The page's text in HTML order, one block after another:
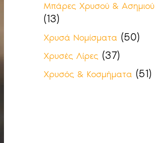
Μπάρες Χρυσού & Ασημιού
(13)
Χρυσά Νομίσματα (50)
Χρυσές Λίρες (37)
Χρυσός & Κοσμήματα (51)